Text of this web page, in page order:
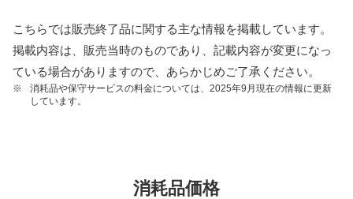
こちらでは販売終了品に関する主な情報を掲載しています。
掲載内容は、販売当時のものであり、記載内容が変更になっ
ている場合がありますので、あらかじめご了承ください。
※
消耗品や保守サービスの料金については、2025年9月現在の情報に更新
しています。
消耗品価格